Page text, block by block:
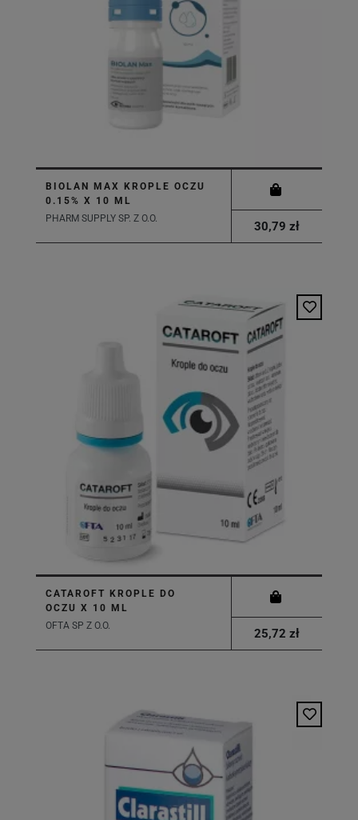
BIOLAN MAX KROPLE OCZU
0.15% X 10 ML
PHARM SUPPLY SP. Z O.O.
30,79 zł
CATAROFT KROPLE DO
OCZU X 10 ML
OFTA SP Z O.O.
25,72 zł